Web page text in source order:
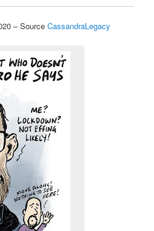
– SourceCassandraLegacy